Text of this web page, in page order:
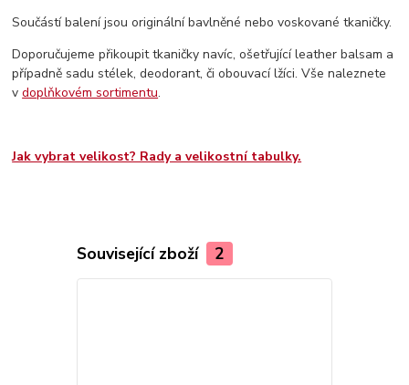
Součástí balení jsou originální bavlněné nebo voskované tkaničky.
Doporučujeme přikoupit tkaničky navíc, ošetřující leather balsam a
případně sadu stélek, deodorant, či obouvací lžíci. Vše naleznete
vdoplňkovém sortimentu.
Jak vybrat velikost? Rady a velikostní tabulky.
Související zboží 2